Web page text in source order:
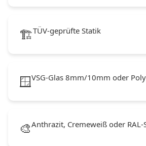
🏗️TÜV-geprüfte Statik
🪟VSG-Glas 8mm/10mm oder
🎨Anthrazit, Cremeweiß oder